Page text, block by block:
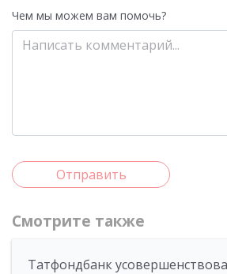
Чем мы можем вам помочь?
Отправить
Смотрите также
Татфондбанк